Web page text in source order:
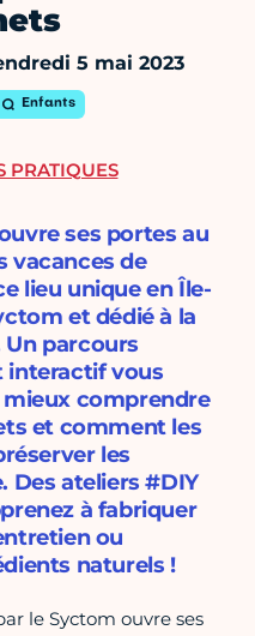
5 mai 2023
Enfants
ses portes au
vacances de
lieu unique en Île-
et dédié à la
parcours
interactif vous
comprendre
et comment les
les
Des ateliers #DIY
à fabriquer
ou
naturels !
le Syctom ouvre ses
PRATIQUES